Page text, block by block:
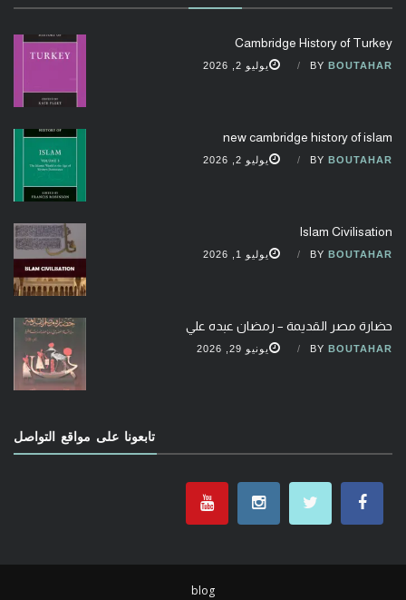
Cambridge History of Turkey
BY BOUTAHAR يوليو 2, 2026
new cambridge history of islam
BY BOUTAHAR يوليو 2, 2026
Islam Civilisation
BY BOUTAHAR يوليو 1, 2026
حضارة مصر القديمة – رمضان عبده علي
BY BOUTAHAR يونيو 29, 2026
تابعونا على مواقع التواصل
blog